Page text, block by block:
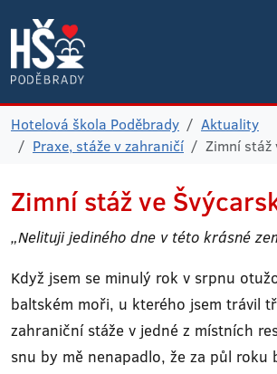
Hotelová škola Poděbrady
Aktuality
Praxe, stáže v zahraničí
Zimní stáž
Zimní stáž ve
„Nelituji jediného dne v této krásné
Když jsem se minulý rok v srpnu
baltském moři, u kterého jsem trávil
zahraniční stáže v jedné z místních
snu by mě nenapadlo, že za půl roku